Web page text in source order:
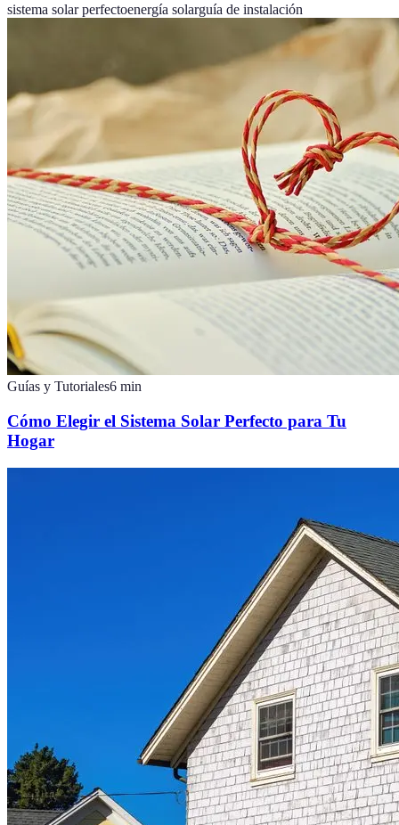
sistema solar perfectoenergía solarguía de instalación
Guías y Tutoriales6 min
Cómo Elegir el Sistema Solar Perfecto para Tu
Hogar